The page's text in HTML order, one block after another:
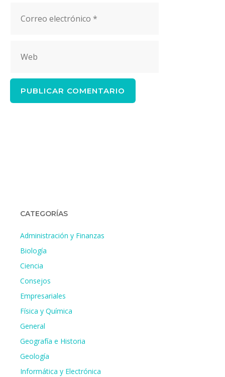
electrónico
CATEGORÍAS
Administración y Finanzas
Biología
Ciencia
Consejos
Empresariales
Física y Química
General
Geografía e Historia
Geología
Informática y Electrónica